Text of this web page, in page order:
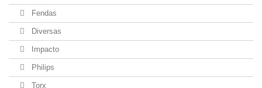
Fendas
Diversas
Impacto
Philips
Torx